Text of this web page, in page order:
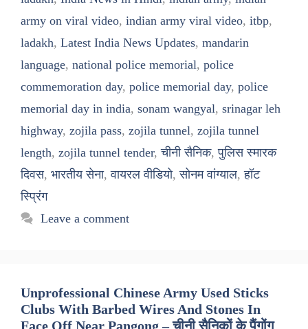
army on viral video, indian army viral video, itbp,
ladakh, Latest India News Updates, mandarin
language, national police memorial, police
commemoration day, police memorial day, police
memorial day in india, sonam wangyal, srinagar leh
highway, zojila pass, zojila tunnel, zojila tunnel
length, zojila tunnel tender,चीनी सैनिक,पुलिस स्मारक
दिवस, भारतीय सेना,वायरल वीडियो,सोनम वांग्याल,हॉट
स्प्रिंग
Leave a comment
Unprofessional Chinese Army Used Sticks
Clubs With Barbed Wires And Stones In
Face Off Near Pangong – चीनी सैनिकों के पैंगोंग